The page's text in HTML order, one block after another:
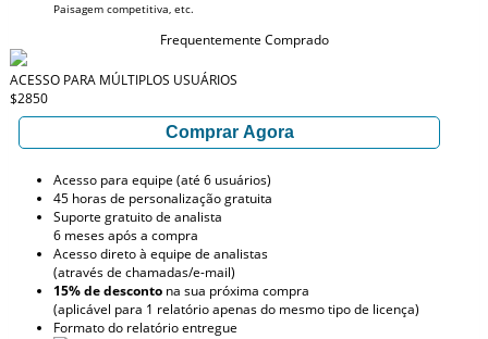
Paisagem competitiva, etc.
Frequentemente Comprado
ACESSO PARA MÚLTIPLOS USUÁRIOS
$2850
Comprar Agora
Acesso para equipe (até 6 usuários)
45 horas de personalização gratuita
Suporte gratuito de analista
6 meses após a compra
Acesso direto à equipe de analistas
(através de chamadas/e-mail)
15% de desconto na sua próxima compra
(aplicável para 1 relatório apenas do mesmo tipo de licença)
Formato do relatório entregue